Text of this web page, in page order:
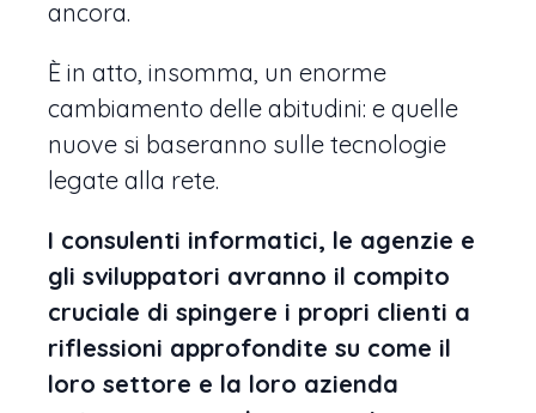
ancora.
È in atto, insomma, un enorme
cambiamento delle abitudini: e quelle
nuove si baseranno sulle tecnologie
legate alla rete.
I consulenti informatici, le agenzie e
gli sviluppatori avranno il compito
cruciale di spingere i propri clienti a
riflessioni approfondite su come il
loro settore e la loro azienda